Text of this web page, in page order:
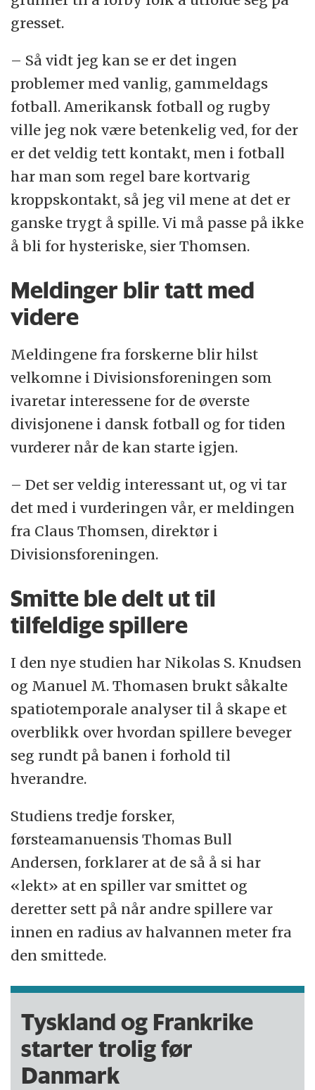
annet dråper, kunne det ifølge Allan
Randrup Thomsen godt være en ekstra
smittevei hvis man er uheldig. Han
oppfordrer derfor om at man gjør som
andre steder og la være å spytte og snyte
seg på banen.
– Kanskje dommerne skulle gi advarsler hvis
de ser det, sier han.
gresset.
– Så vidt jeg kan se er det ingen
problemer med vanlig, gammeldags
fotball. Amerikansk fotball og rugby
ville jeg nok være betenkelig ved, for der
er det veldig tett kontakt, men i fotball
har man som regel bare kortvarig
kroppskontakt, så jeg vil mene at det er
ganske trygt å spille. Vi må passe på ikke
å bli for hysteriske, sier Thomsen.
Meldinger blir tatt med
videre
Meldingene fra forskerne blir hilst
velkomne i Divisionsforeningen som
ivaretar interessene for de øverste
divisjonene i dansk fotball og for tiden
vurderer når de kan starte igjen.
– Det ser veldig interessant ut, og vi tar
det med i vurderingen vår, er meldingen
fra Claus Thomsen, direktør i
Divisionsforeningen.
Smitte ble delt ut til
tilfeldige spillere
I den nye studien har Nikolas S. Knudsen
og Manuel M. Thomasen brukt såkalte
spatiotemporale analyser til å skape et
overblikk over hvordan spillere beveger
seg rundt på banen i forhold til
hverandre.
Studiens tredje forsker,
førsteamanuensis Thomas Bull
Andersen, forklarer at de så å si har
«lekt» at en spiller var smittet og
deretter sett på når andre spillere var
innen en radius av halvannen meter fra
den smittede.
Tyskland og Frankrike
starter trolig før
Danmark